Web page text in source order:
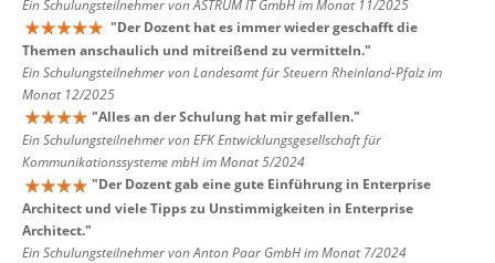
Ein Schulungsteilnehmer von ASTRUM IT GmbH im Monat 11/2025
"Der Dozent hat es immer wieder geschafft die
Themen anschaulich und mitreißend zu vermitteln."
Ein Schulungsteilnehmer von Landesamt für Steuern Rheinland-Pfalz im
Monat 12/2025
"Alles an der Schulung hat mir gefallen."
Ein Schulungsteilnehmer von EFK Entwicklungsgesellschaft für
Kommunikationssysteme mbH im Monat 5/2024
"Der Dozent gab eine gute Einführung in Enterprise
Architect und viele Tipps zu Unstimmigkeiten in Enterprise
Architect."
Ein Schulungsteilnehmer von Anton Paar GmbH im Monat 7/2024